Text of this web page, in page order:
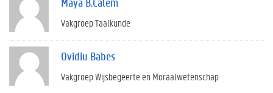
Vakgroep Taalkunde
Ovidiu Babes
Vakgroep Wijsbegeerte en Moraalwetenschap